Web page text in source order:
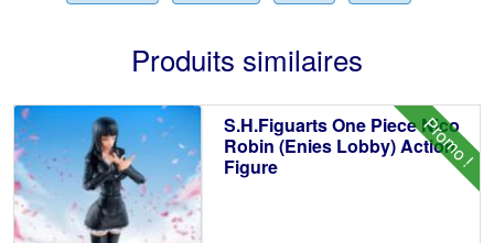
Produits similaires
Promo !
S.H.Figuarts One Piece Nico
Robin (Enies Lobby) Action
Figure